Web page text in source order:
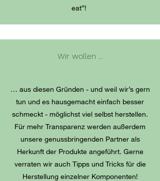
eat”!
Wir wollen ...
… aus diesen Gründen - und weil wir’s gern
tun und es hausgemacht einfach besser
schmeckt - möglichst viel selbst herstellen.
Für mehr Transparenz werden außerdem
unsere genussbringenden Partner als
Herkunft der Produkte angeführt. Gerne
verraten wir auch Tipps und Tricks für die
Herstellung einzelner Komponenten!